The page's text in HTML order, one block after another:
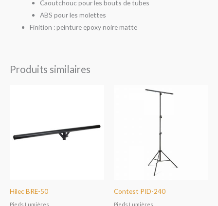
Caoutchouc pour les bouts de tubes
ABS pour les molettes
Finition : peinture epoxy noire matte
Produits similaires
Hilec BRE-50
Pieds Lumières
Contest PID-240
Pieds Lumières